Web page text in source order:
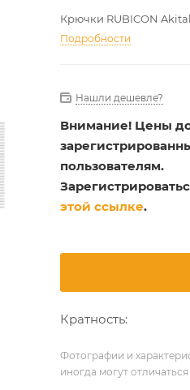
Крючки RUBICON
Подробности
Нашли дешевле?
Внимание! Цены
пользователям.
этой ссылке.
Кратность:
Фотографии и
иногда могут